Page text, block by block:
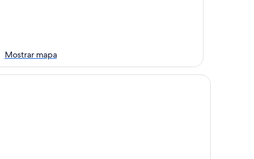
Mostrar mapa